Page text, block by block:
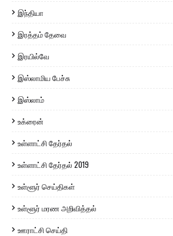
இந்தியா
இரத்தம் தேவை
இரயில்வே
இஸ்லாமிய பேச்சு
இஸ்லாம்
உக்ரைன்
உள்ளாட்சி தேர்தல்
உள்ளாட்சி தேர்தல் 2019
உள்ளூர் செய்திகள்
உள்ளூர் மரண அறிவித்தல்
ஊராட்சி செய்தி